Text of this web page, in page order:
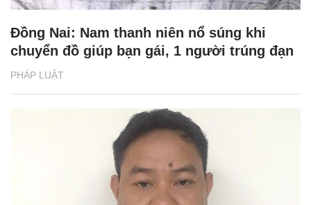
PHÁP LUẬT
Đồng Nai: Nam thanh niên nổ súng khi
chuyển đồ giúp bạn gái, 1 người trúng đạn